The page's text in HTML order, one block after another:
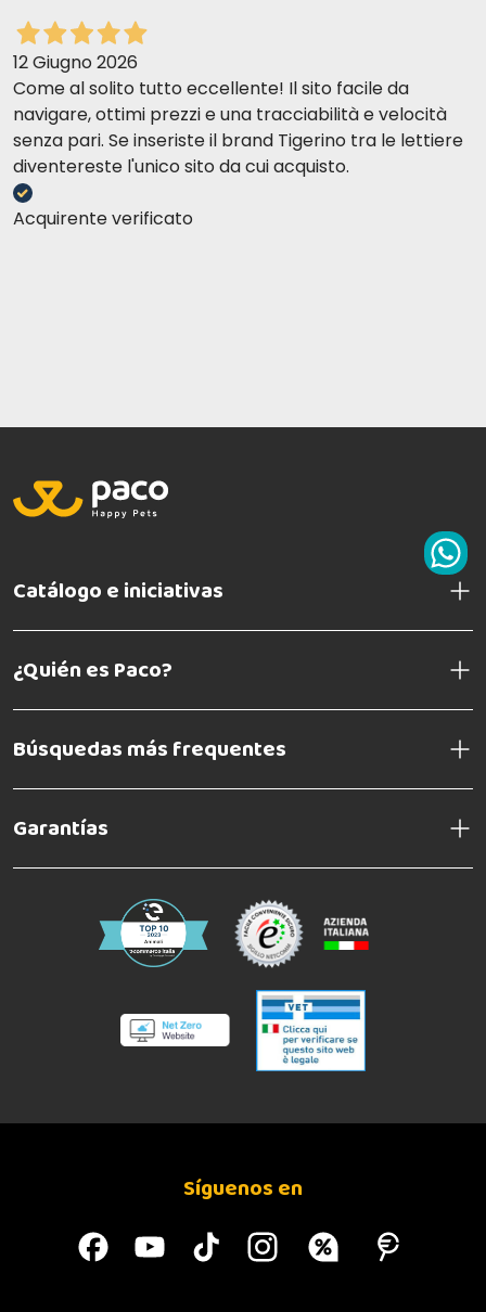
12 Giugno 2026
Come al solito tutto eccellente! Il sito facile da
navigare, ottimi prezzi e una tracciabilità e velocità
senza pari. Se inseriste il brand Tigerino tra le lettiere
diventereste l'unico sito da cui acquisto.
Acquirente verificato
Catálogo e iniciativas
¿Quién es Paco?
Búsquedas más frequentes
Garantías
Síguenos en